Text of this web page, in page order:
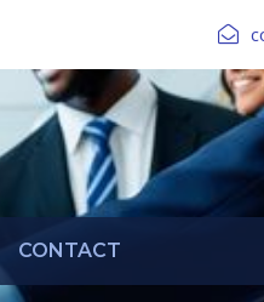
CONTACT